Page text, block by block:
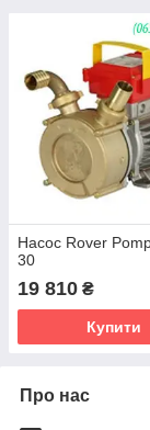
Насос Rover
30
19 810 ₴
Купити
Про нас